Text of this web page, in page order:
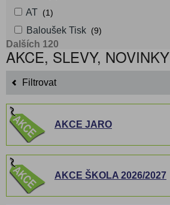
AT (1)
Baloušek Tisk (9)
Dalších 120
AKCE, SLEVY, NOVINKY
Filtrovat
AKCE JARO
AKCE ŠKOLA 2026/2027